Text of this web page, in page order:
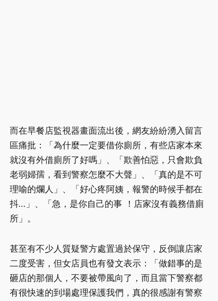
而在早餐店監視器畫面流出後，網友紛紛湧入留言
區痛批：「為什麼一定要借你廁所，有些店家本來
就沒有外借廁所了好嗎」、「欺善怕惡，只會欺負
老弱婦孺，看到警察怎麼不大聲」、「真的是不可
理喻的爛人」、「好心疼阿姨，報警的時候手都在
抖…」、「急，是你自己的事 ！店家沒有義務借廁
所」。
甚至有不少人質疑警方處置過於保守，反倒讓店家
二度受害，但女店員也有發文表示：「做錯事的是
砸店的那個人，不要被帶風向了，而且當下警察都
有很快速的到場處理保護我們，真的很感謝有警察